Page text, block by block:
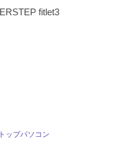
fitlet3
ップパソコン